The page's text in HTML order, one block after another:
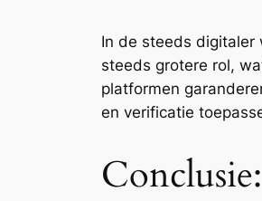
In de steeds digitaler
steeds grotere rol,
platformen
en verificatie